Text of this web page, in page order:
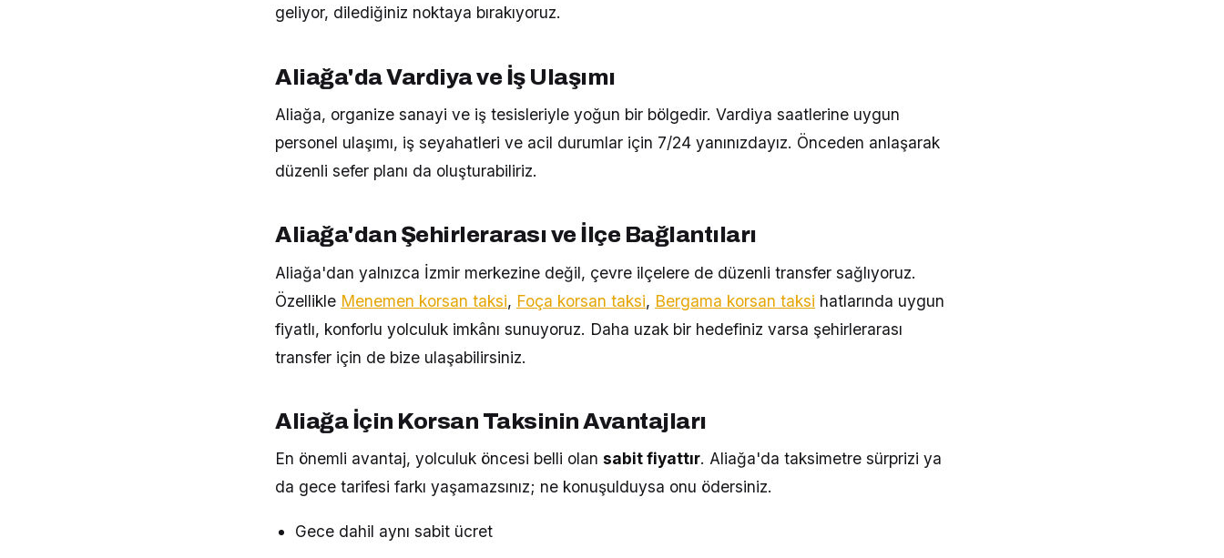
geliyor, dilediğiniz noktaya bırakıyoruz.
Aliağa'da Vardiya ve İş Ulaşımı
Aliağa, organize sanayi ve iş tesisleriyle yoğun bir bölgedir. Vardiya saatlerine uygun
personel ulaşımı, iş seyahatleri ve acil durumlar için 7/24 yanınızdayız. Önceden anlaşarak
düzenli sefer planı da oluşturabiliriz.
Aliağa'dan Şehirlerarası ve İlçe Bağlantıları
Aliağa'dan yalnızca İzmir merkezine değil, çevre ilçelere de düzenli transfer sağlıyoruz.
Özellikle Menemen korsan taksi, Foça korsan taksi, Bergama korsan taksi hatlarında uygun
fiyatlı, konforlu yolculuk imkânı sunuyoruz. Daha uzak bir hedefiniz varsa şehirlerarası
transfer için de bize ulaşabilirsiniz.
Aliağa İçin Korsan Taksinin Avantajları
En önemli avantaj, yolculuk öncesi belli olan sabit fiyattır. Aliağa'da taksimetre sürprizi ya
da gece tarifesi farkı yaşamazsınız; ne konuşulduysa onu ödersiniz.
Gece dahil aynı sabit ücret